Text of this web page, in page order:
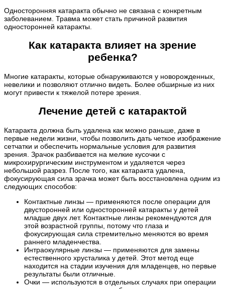
Односторонняя катаракта обычно не связана с конкретным
заболеванием. Травма может стать причиной развития
односторонней катаракты.
Как катаракта влияет на зрение
ребенка?
Многие катаракты, которые обнаруживаются у новорожденных,
невелики и позволяют отлично видеть. Более обширные из них
могут привести к тяжелой потере зрения.
Лечение детей с катарактой
Катаракта должна быть удалена как можно раньше, даже в
первые недели жизни, чтобы позволить дать четкое изображение
сетчатки и обеспечить нормальные условия для развития
зрения. Зрачок разбивается на мелкие кусочки с
микрохирургическим инструментом и удаляется через
небольшой разрез. После того, как катаракта удалена,
фокусирующая сила зрачка может быть восстановлена одним из
следующих способов:
Контактные линзы — применяются после операции для
двусторонней или односторонней катаракты у детей
младше двух лет. Контактные линзы рекомендуются для
этой возрастной группы, потому что глаза и
фокусирующая сила стремительно меняются во время
раннего младенчества.
Интраокулярные линзы — применяются для замены
естественного хрусталика у детей. Этот метод еще
находится на стадии изучения для младенцев, но первые
результаты были отличные.
Очки — используются в отдельных случаях при операции